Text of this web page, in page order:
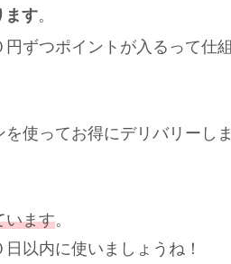
ます。
ずつポイントが入るって仕組
使ってお得にデリバリーしま
います。
以内に使いましょうね！